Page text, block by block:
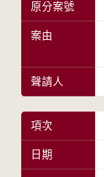
原分案號
案由
聲請人
項次
日期